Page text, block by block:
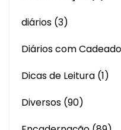
diários (3)
Diários com Cadeado
Dicas de Leitura (1)
Diversos (90)